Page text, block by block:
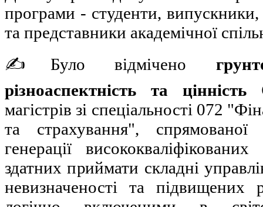
програми - студенти,
та представники академічної
✍️Було відмічено
різноаспектність та
магістрів зі спеціальності 072
та страхування",
генерації висококваліфікованих
здатних приймати складні
невизначеності та підвищених